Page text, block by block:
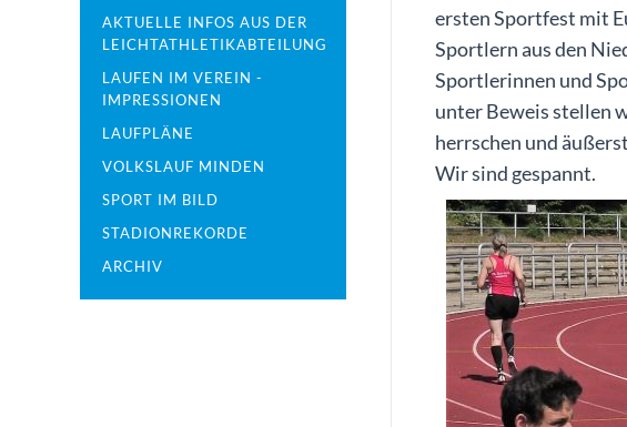
ersten Sportfest mit
Sportlern aus den
Sportlerinnen und
unter Beweis stellen
herrschen und
Wir sind gespannt.
AKTUELLE INFOS AUS DER
LEICHTATHLETIKABTEILUNG
LAUFEN IM VEREIN -
IMPRESSIONEN
LAUFPLÄNE
VOLKSLAUF MINDEN
SPORT IM BILD
STADIONREKORDE
ARCHIV